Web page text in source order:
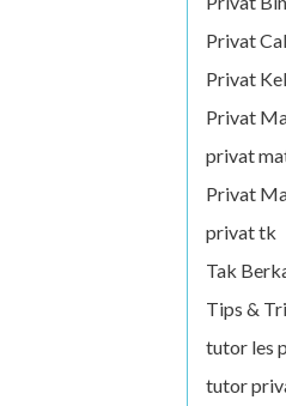
Privat
Privat
Privat
privat
Privat
privat tk
Tak
Tips &
tutor les
tutor